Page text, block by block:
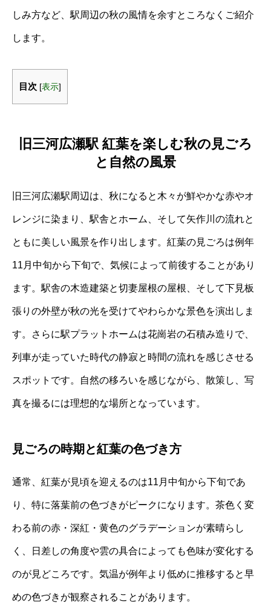
しみ方など、駅周辺の秋の風情を余すところなくご紹介
します。
目次 [表示]
旧三河広瀬駅 紅葉を楽しむ秋の見ごろ
と自然の風景
旧三河広瀬駅周辺は、秋になると木々が鮮やかな赤やオ
レンジに染まり、駅舎とホーム、そして矢作川の流れと
ともに美しい風景を作り出します。紅葉の見ごろは例年
11月中旬から下旬で、気候によって前後することがあり
ます。駅舎の木造建築と切妻屋根の屋根、そして下見板
張りの外壁が秋の光を受けてやわらかな景色を演出しま
す。さらに駅プラットホームは花崗岩の石積み造りで、
列車が走っていた時代の静寂と時間の流れを感じさせる
スポットです。自然の移ろいを感じながら、散策し、写
真を撮るには理想的な場所となっています。
見ごろの時期と紅葉の色づき方
通常、紅葉が見頃を迎えるのは11月中旬から下旬であ
り、特に落葉前の色づきがピークになります。茶色く変
わる前の赤・深紅・黄色のグラデーションが素晴らし
く、日差しの角度や雲の具合によっても色味が変化する
のが見どころです。気温が例年より低めに推移すると早
めの色づきが観察されることがあります。